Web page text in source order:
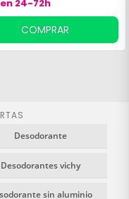
son:Totalmente
24-72h
COMPRAR
Desodorante
Desodorantes vichy
sin aluminio